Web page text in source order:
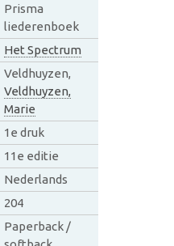
Prisma
liederenboek
Het Spectrum
Veldhuyzen,
Veldhuyzen,
Marie
1e druk
11e editie
Nederlands
204
Paperback /